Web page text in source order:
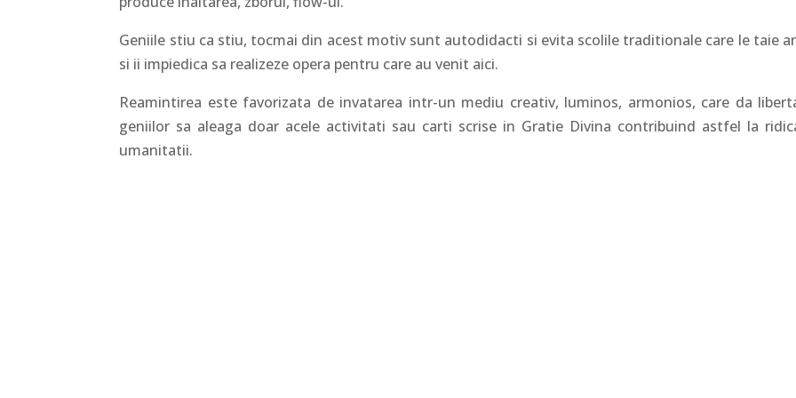
Geniile stiu ca stiu, tocmai din acest motiv sunt autodidacti si evita scolile traditionale care le taie
si ii impiedica sa realizeze opera pentru care au venit aici.
Reamintirea este favorizata de invatarea intr-un mediu creativ, luminos, armonios, care da
geniilor sa aleaga doar acele activitati sau carti scrise in Gratie Divina contribuind astfel la
umanitatii.